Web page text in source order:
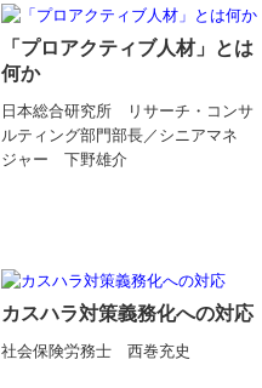
「プロアクティブ人材」とは
何か
日本総合研究所 リサーチ・コンサ
ルティング部門部長／シニアマネ
ジャー 下野雄介
カスハラ対策義務化への対応
社会保険労務士 西巻充史